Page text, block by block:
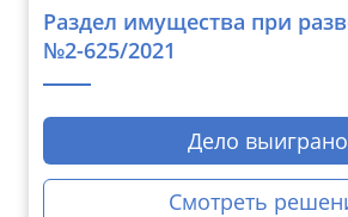
Раздел имущества при
№2-625/2021
Дело выиграно
Смотреть